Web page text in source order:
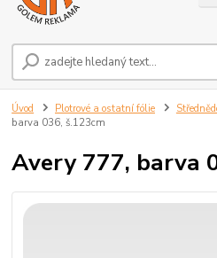
Úvod Plotrové a ostatní fólie
barva 036, š.123cm
Avery 777, barva